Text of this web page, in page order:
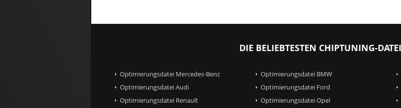
DIE BELIEBTESTEN CHIPTUNING-
Optimierungsdatei Mercedes-Benz Optimierungsdatei BMW
Optimierungsdatei Audi
Optimierungsdatei Ford
Optimierungsdatei Renault
Optimierungsdatei Opel